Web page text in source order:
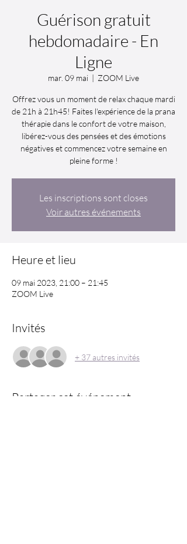
Guérison gratuit
hebdomadaire - En
Ligne
mar. 09 mai
  |
ZOOM Live
Offrez vous un moment de relax chaque mardi
de 21h à 21h45! Faites l'expérience de la prana
thérapie dans le confort de votre maison,
libérez-vous des pensées et des émotions
négatives et commencez votre semaine en
pleine forme !
Les inscriptions sont closes
Voir autres événements
Heure et lieu
09 mai 2023, 21:00 – 21:45
ZOOM Live
Invités
+ 37 autres invités
Partager cet événement